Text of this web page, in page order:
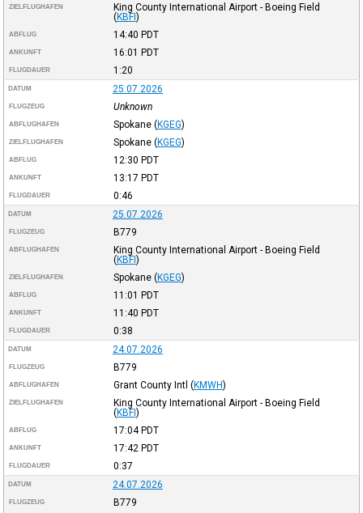
ZIELFLUGHAFEN
King County International Airport - Boeing Field
(KBFI)
ABFLUG 14:40 PDT
ANKUNFT 16:01 PDT
FLUGDAUER 1:20
DATUM 25.07.2026
FLUGZEUG Unknown
ABFLUGHAFEN Spokane (KGEG)
ZIELFLUGHAFEN Spokane (KGEG)
ABFLUG 12:30 PDT
ANKUNFT 13:17 PDT
FLUGDAUER 0:46
DATUM 25.07.2026
FLUGZEUG B779
ABFLUGHAFEN
King County International Airport - Boeing Field
(KBFI)
ZIELFLUGHAFEN Spokane (KGEG)
ABFLUG 11:01 PDT
ANKUNFT 11:40 PDT
FLUGDAUER 0:38
DATUM 24.07.2026
FLUGZEUG B779
ABFLUGHAFEN Grant County Intl (KMWH)
ZIELFLUGHAFEN
King County International Airport - Boeing Field
(KBFI)
ABFLUG 17:04PDT
ANKUNFT 17:42 PDT
FLUGDAUER 0:37
DATUM 24.07.2026
FLUGZEUG B779